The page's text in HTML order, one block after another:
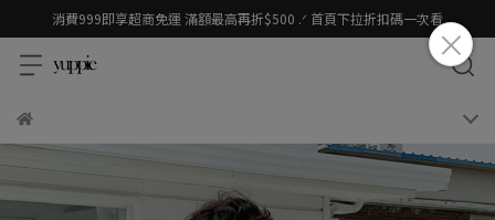
消費999即享超商免運 滿額最高再折$500 .ᐟ 首頁下拉折扣碼一次看